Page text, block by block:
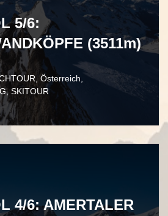
5/6:
(3511m)
, Österreich,
, SKITOUR
4/6: AMERTALER